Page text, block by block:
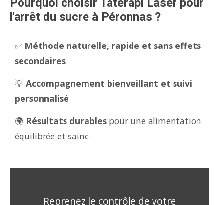
Pourquoi choisir Tatérapi Laser pour
l'arrêt du sucre à Péronnas ?
✅ Méthode naturelle, rapide et sans effets
secondaires
💡 Accompagnement bienveillant et suivi
personnalisé
🌍 Résultats durables pour une alimentation
équilibrée et saine
Reprenez le contrôle de votre